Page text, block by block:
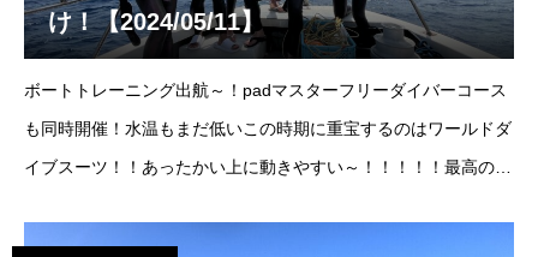
け！【2024/05/11】
ボートトレーニング出航～！padマスターフリーダイバーコース
も同時開催！水温もまだ低いこの時期に重宝するのはワールドダ
イブスーツ！！あったかい上に動きやすい～！！！！！最高のス
ボトム-70ｍ(ドリフト)晴れときど